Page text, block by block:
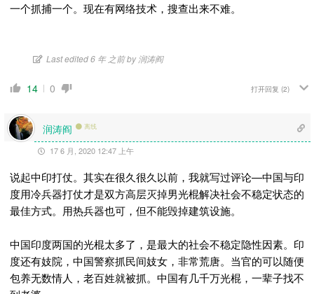
一个抓捕一个。现在有网络技术，搜查出来不难。
Last edited 6 年 之前 by 润涛阎
14 0 打开回复 (2)
润涛阎 离线
17 6 月, 2020 12:47 上午
说起中印打仗。其实在很久很久以前，我就写过评论—中国与印
度用冷兵器打仗才是双方高层灭掉男光棍解决社会不稳定状态的
最佳方式。用热兵器也可，但不能毁掉建筑设施。
中国印度两国的光棍太多了，是最大的社会不稳定隐性因素。印
度还有妓院，中国警察抓民间妓女，非常荒唐。当官的可以随便
包养无数情人，老百姓就被抓。中国有几千万光棍，一辈子找不